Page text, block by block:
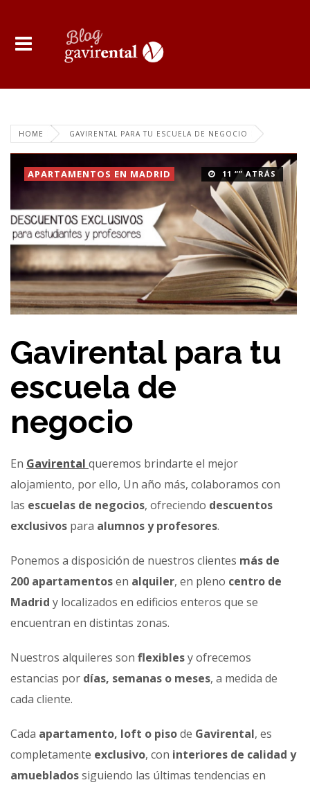
HOME GAVIRENTAL PARA TU ESCUELA DE NEGOCIO
11 “” ATRÁS
APARTAMENTOS EN MADRID
Gavirental para tu
escuela de
negocio
En Gavirental queremos brindarte el mejor
alojamiento, por ello, Un año más, colaboramos con
las escuelas de negocios, ofreciendo descuentos
exclusivos para alumnos y profesores.
Ponemos a disposición de nuestros clientes más de
200 apartamentosen alquiler, en pleno centro de
Madrid y localizados en edificios enteros que se
encuentran en distintas zonas.
Nuestros alquileres son flexiblesy ofrecemos
estancias por días, semanas o meses, a medida de
cada cliente.
Cada apartamento, loft o pisode Gavirental, es
completamente exclusivo, con interiores de calidad y
amuebladossiguiendo las últimas tendencias en